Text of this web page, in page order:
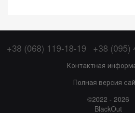
+38 (068) 119-18-19 +38 (095)
Контактная
Полная версия
©2022 - 2026
BlackOut